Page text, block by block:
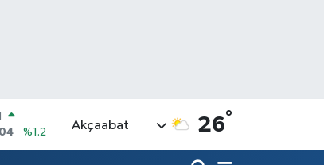
%0.17
Akçaabat 26°